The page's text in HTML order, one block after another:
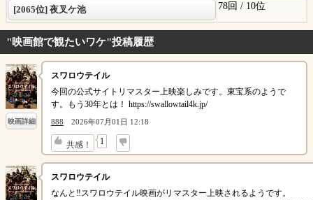
[2065位] 夜叉ケ池 78回 / 10位
"映画館で観たいワケ"投稿履歴
映画詳細
スワロウテイル
今回の公式サイトリマスター上映楽しみです。東宝系のようで
す。もう30年とは！ https://swallowtail4k.jp/
888 2026年07月01日 12:18
共感！ 1
↓
スワロウテイル
なんと‼️スワロウテイル映画がリマスター上映されるようです。